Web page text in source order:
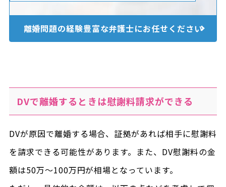
離婚問題の経験豊富な弁護士にお任せください
DVで離婚するときは慰謝料請求ができる
DVが原因で離婚する場合、証拠があれば相手に慰謝料
を請求できる可能性があります。また、DV慰謝料の金
額は50万～100万円が相場となっています。